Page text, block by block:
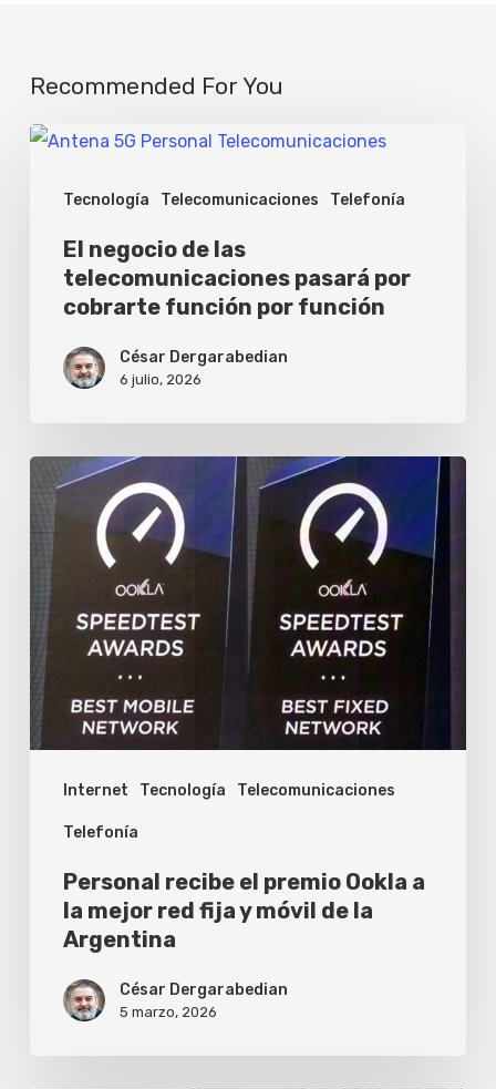
Recommended For You
Tecnología Telecomunicaciones Telefonía
El
telecomunicaciones
pasará
cobrarte
función
por
función
El negocio de las
telecomunicaciones pasará por
cobrarte función por función
César Dergarabedian
6 julio, 2026
Internet Tecnología Telecomunicaciones
Telefonía
Personal
recibe
Ookla
la
mejor
red
Personal recibe el premio Ookla a
la mejor red fija y móvil de la
Argentina
César Dergarabedian
5 marzo, 2026